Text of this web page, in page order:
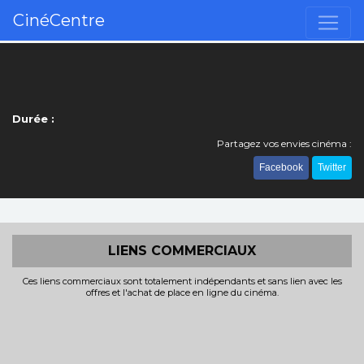
CinéCentre
Durée :
Partagez vos envies cinéma :
Facebook Twitter
LIENS COMMERCIAUX
Ces liens commerciaux sont totalement indépendants et sans lien avec les
offres et l'achat de place en ligne du cinéma.